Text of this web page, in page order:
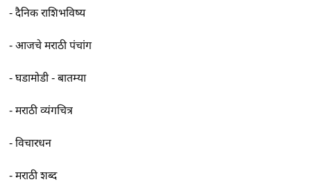
-दैनिक राशिभविष्य
-आजचे मराठी पंचांग
-घडामोडी - बातम्या
-मराठी व्यंगचित्र
-विचारधन
-मराठी शब्द